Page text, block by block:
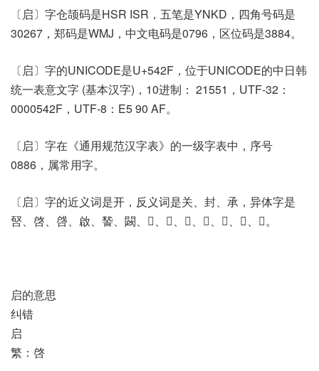
〔启〕字仓颉码是HSR ISR，五笔是YNKD，四角号码是
30267，郑码是WMJ，中文电码是0796，区位码是3884。
〔启〕字的UNICODE是U+542F，位于UNICODE的中日韩
统一表意文字 (基本汉字)，10进制： 21551，UTF-32：
0000542F，UTF-8：E5 90 AF。
〔启〕字在《通用规范汉字表》的一级字表中，序号
0886，属常用字。
〔启〕字的近义词是开，反义词是关、封、承，异体字是
唘、啓、啔、啟、諬、闙、𠭎、𠶳、𠶶、𠷠、𢻻、𢼄、𥔩。
启的意思
纠错
启
繁：啓